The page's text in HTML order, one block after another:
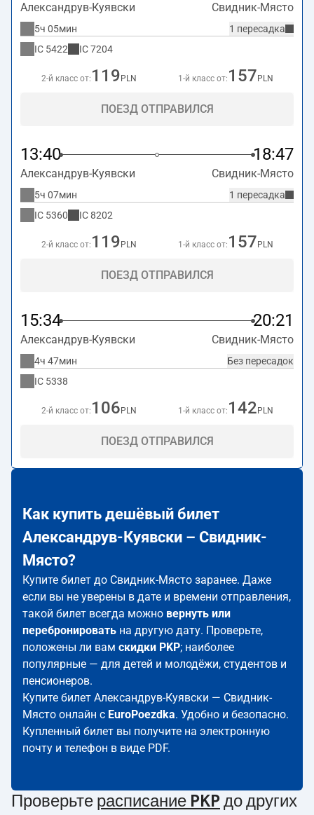
Александрув-Куявски Свидник-Място
1 пересадка
5ч 05мин
IC 5422 IC7204
2-й класс от: 119 PLN 1-й класс от: 157 PLN
ПОЕЗД ОТПРАВИЛСЯ
13:40 18:47
Александрув-Куявски Свидник-Място
1 пересадка
5ч 07мин
IC 5360 IC8202
2-й класс от: 119 PLN 1-й класс от: 157 PLN
ПОЕЗД ОТПРАВИЛСЯ
15:34 20:21
Александрув-Куявски Свидник-Място
Без пересадок
4ч 47мин
IC 5338
2-й класс от: 106 PLN 1-й класс от: 142 PLN
ПОЕЗД ОТПРАВИЛСЯ
Как купить дешёвый билет
Александрув-Куявски – Свидник-
Място?
Купите билет до Свидник-Място заранее. Даже
если вы не уверены в дате и времени отправления,
такой билет всегда можно вернуть или
перебронировать на другую дату. Проверьте,
положены ли вам скидки PKP; наиболее
популярные — для детей и молодёжи, студентов и
пенсионеров.
Купите билет Александрув-Куявски — Свидник-
Място онлайн с EuroPoezdka. Удобно и безопасно.
Купленный билет вы получите на электронную
почту и телефон в виде PDF.
Проверьте расписание PKP до других